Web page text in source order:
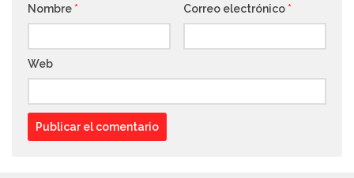
Nombre * Correo electrónico *
Web